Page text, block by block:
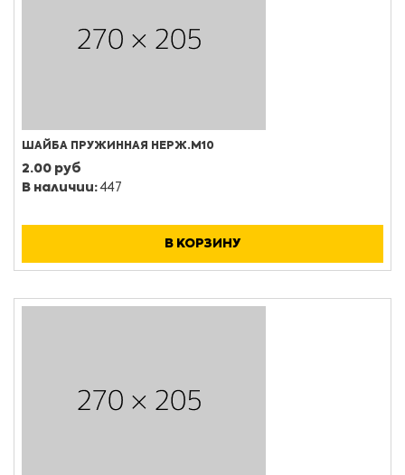
ШАЙБА ПРУЖИННАЯ НЕРЖ.М10
2.00 руб
В наличии:447
В КОРЗИНУ